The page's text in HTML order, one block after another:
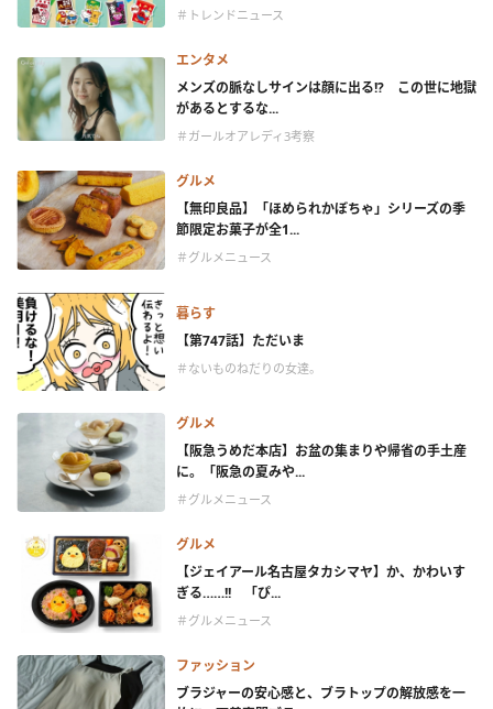
＃トレンドニュース
エンタメ
メンズの脈なしサインは顔に出る!? この世に地獄
があるとするな...
＃ガールオアレディ3考察
グルメ
【無印良品】「ほめられかぼちゃ」シリーズの季
節限定お菓子が全1...
＃グルメニュース
暮らす
【第747話】ただいま
＃ないものねだりの女達。
グルメ
【阪急うめだ本店】お盆の集まりや帰省の手土産
に。「阪急の夏みや...
＃グルメニュース
グルメ
【ジェイアール名古屋タカシマヤ】か、かわいす
ぎる……!! 「ぴ...
＃グルメニュース
ファッション
ブラジャーの安心感と、ブラトップの解放感を一